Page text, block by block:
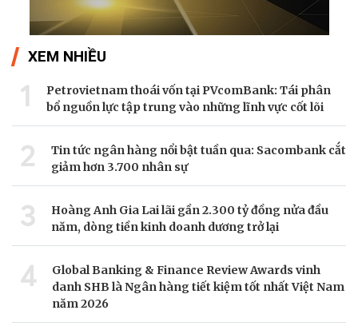
XEM NHIỀU
1
Petrovietnam thoái vốn tại PVcomBank: Tái phân
bổ nguồn lực tập trung vào những lĩnh vực cốt lõi
2
Tin tức ngân hàng nổi bật tuần qua: Sacombank cắt
giảm hơn 3.700 nhân sự
3
Hoàng Anh Gia Lai lãi gần 2.300 tỷ đồng nửa đầu
năm, dòng tiền kinh doanh dương trở lại
4
Global Banking & Finance Review Awards vinh
danh SHB là Ngân hàng tiết kiệm tốt nhất Việt Nam
năm 2026